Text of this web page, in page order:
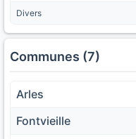
Divers
Communes (7)
Arles
Fontvieille